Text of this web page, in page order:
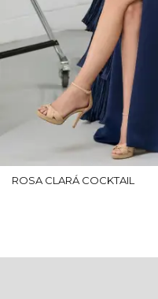
ROSA CLARÁ COCKTAIL